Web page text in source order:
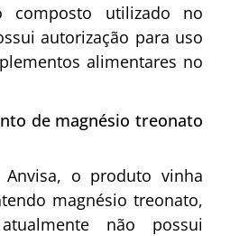
composto utilizado no
autorização para uso
alimentares no
de magnésio treonato
o produto vinha
magnésio treonato,
não possui